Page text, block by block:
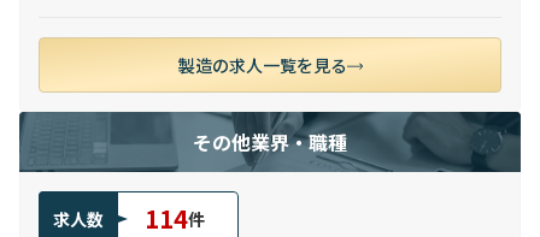
製造の求人一覧を見る
その他業界・職種
求人数 114件